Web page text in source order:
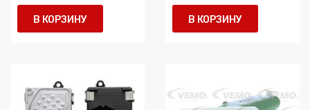
В КОРЗИНУ В КОРЗИНУ